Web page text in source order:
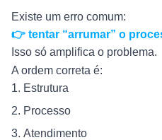
Existe um erro comum:
👉 tentar “arrumar” o
Isso só amplifica o problema.
A ordem correta é:
Estrutura
Processo
Atendimento